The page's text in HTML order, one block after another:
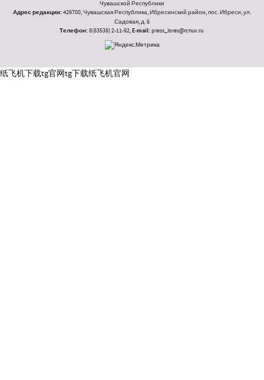
Чувашской Республики
Адрес редакции:429700, Чувашская Республика, Ибресинский район, пос. Ибреси, ул.
Садовая, д. 6
Телефон:8(83538) 2-11-92,E-mail:press_ibres@rchuv.ru
纸飞机下载tg官网tg下载纸飞机官网